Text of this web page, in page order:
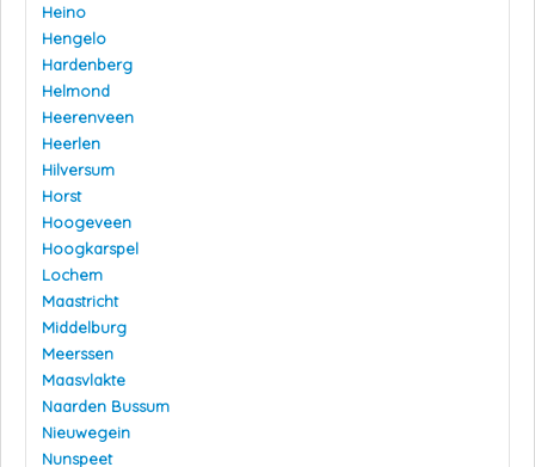
Heino
Hengelo
Hardenberg
Helmond
Heerenveen
Heerlen
Hilversum
Horst
Hoogeveen
Hoogkarspel
Lochem
Maastricht
Middelburg
Meerssen
Maasvlakte
Naarden Bussum
Nieuwegein
Nunspeet